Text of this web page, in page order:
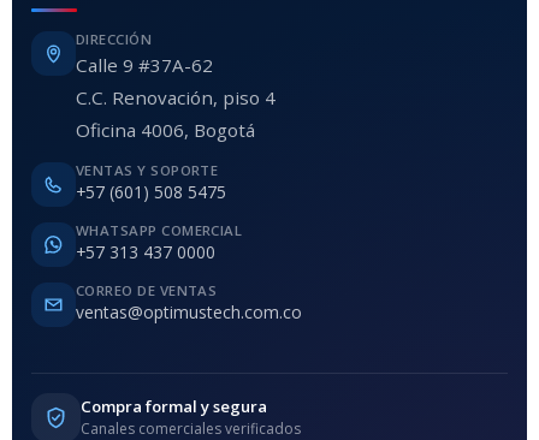
DIRECCIÓN
Calle 9 #37A-62
C.C. Renovación, piso 4
Oficina 4006, Bogotá
VENTAS Y SOPORTE
+57 (601) 508 5475
WHATSAPP COMERCIAL
+57 313 437 0000
CORREO DE VENTAS
ventas@optimustech.com.co
Compra formal y segura
Canales comerciales verificados